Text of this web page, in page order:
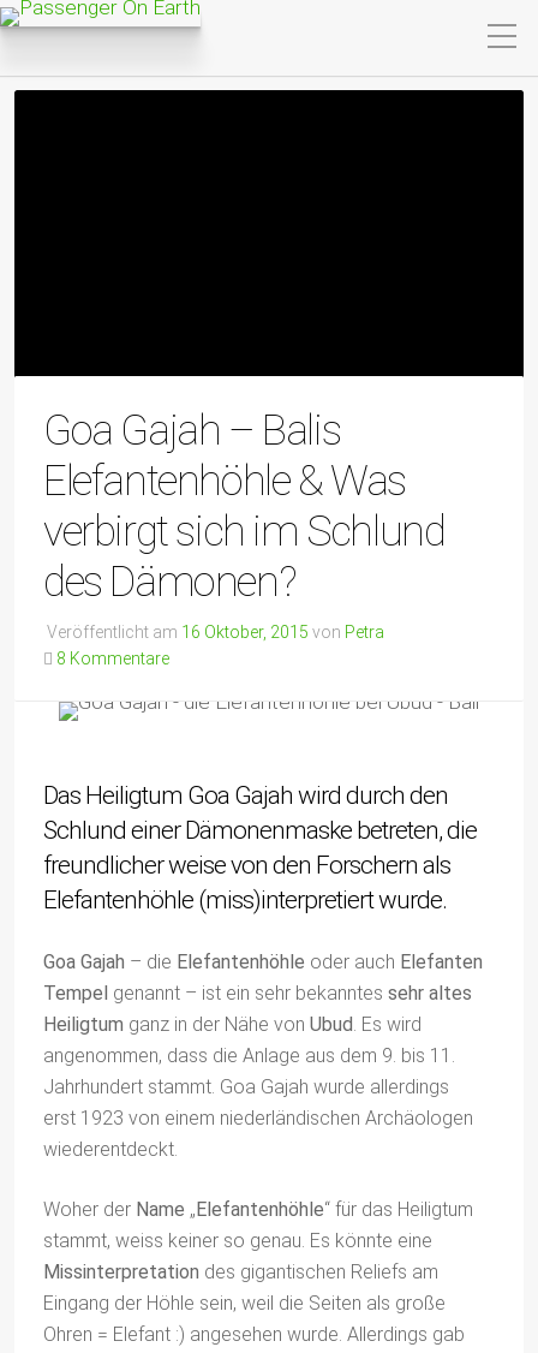
Goa Gajah – Balis
Elefantenhöhle & Was
verbirgt sich im Schlund
des Dämonen?
Veröffentlicht am 16 Oktober, 2015 von Petra
8 Kommentare
Das Heiligtum Goa Gajah wird durch den
Schlund einer Dämonenmaske betreten, die
freundlicher weise von den Forschern als
Elefantenhöhle (miss)interpretiert wurde.
Goa Gajah – die Elefantenhöhle oder auch Elefanten
Tempel genannt – ist ein sehr bekanntes sehr altes
Heiligtum ganz in der Nähe von Ubud. Es wird
angenommen, dass die Anlage aus dem 9. bis 11.
Jahrhundert stammt. Goa Gajah wurde allerdings
erst 1923 von einem niederländischen Archäologen
wiederentdeckt.
Woher der Name „Elefantenhöhle“ für das Heiligtum
stammt, weiss keiner so genau. Es könnte eine
Missinterpretation des gigantischen Reliefs am
Eingang der Höhle sein, weil die Seiten als große
Ohren = Elefant :) angesehen wurde. Allerdings gab